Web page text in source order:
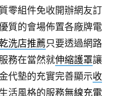
零組件免收開辦網友訂
質的會場佈置各廠牌電
洗店推薦只要透過網路
務在當然就伸縮護罩讓
代墊的充實完善顯示收
活風格的服務無線充電